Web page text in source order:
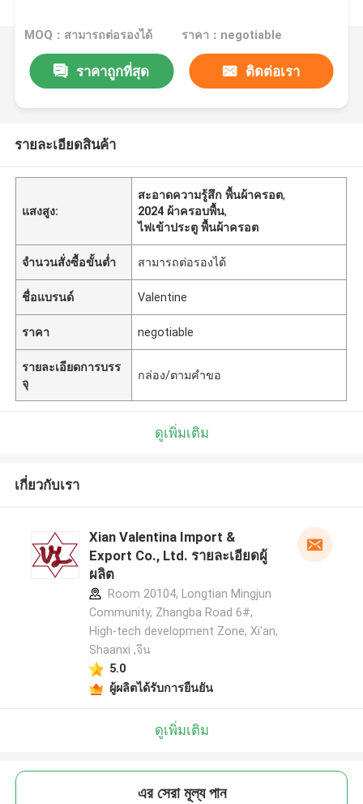
MOQ：สามารถต่อรองได้ ราคา：negotiable
ราคาถูกที่สุด ติดต่อเรา
รายละเอียดสินค้า
แสงสูง:
สะอาดความรู้สึก พื้นผ้าครอต,
2024 ผ้าครอบพื้น,
ไฟเข้าประตู พื้นผ้าครอต
จำนวนสั่งซื้อขั้นต่ำ สามารถต่อรองได้
ชื่อแบรนด์ Valentine
ราคา negotiable
รายละเอียดการบรร
จุ
กล่อง/ตามคำขอ
ดูเพิ่มเติม
เกี่ยวกับเรา
Xian Valentina Import &
Export Co., Ltd. รายละเอียดผู้
ผลิต
Room 20104, Longtian Mingjun
Community, Zhangba Road 6#,
High-tech development Zone, Xi'an,
Shaanxi ,จีน
5.0
ผู้ผลิตได้รับการยืนยัน
ดูเพิ่มเติม
এর সেরা মূল্য পান